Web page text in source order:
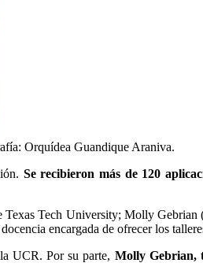
Orquídea Guandique Araniva.
Se recibieron más de 120
Tech University; Molly
encargada de ofrecer los
UCR. Por su parte, Molly Gebrian,